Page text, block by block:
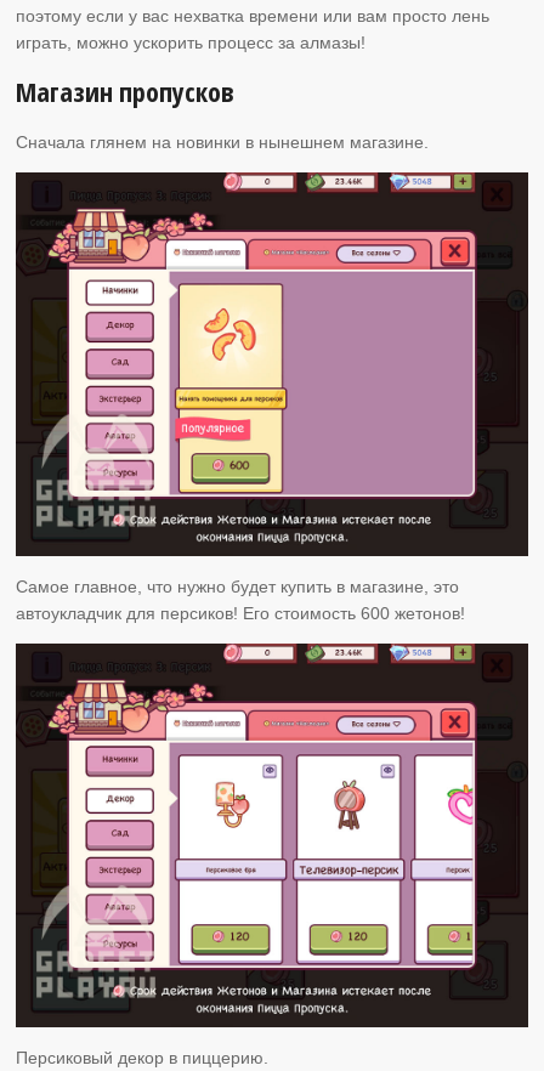
поэтому если у вас нехватка времени или вам просто лень
играть, можно ускорить процесс за алмазы!
Магазин пропусков
Сначала глянем на новинки в нынешнем магазине.
Самое главное, что нужно будет купить в магазине, это
автоукладчик для персиков! Его стоимость 600 жетонов!
Персиковый декор в пиццерию.